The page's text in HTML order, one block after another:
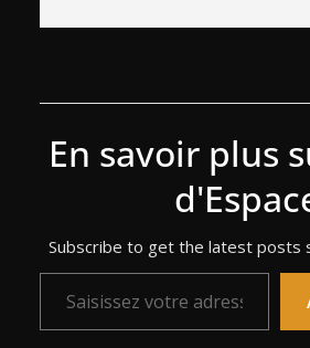
En savoir plus
Subscribe to get the latest posts
Saisissez votre adresse e-mail…